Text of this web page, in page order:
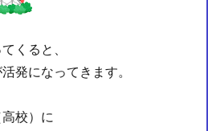
くると、
発になってきます。
校）に